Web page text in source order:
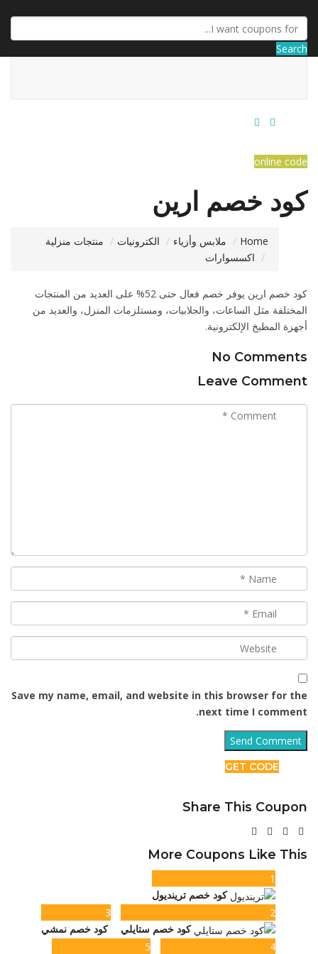
Search
online code
كود خصم ارين
Home ملابس وأزياء الكترونيات
منتجات منزلية
اكسسوارات
كود خصم ارين يوفر خصم فعال حتى 52% على العديد من المنتجات
المختلفة مثل الساعات، والجلابيات، ومستلزمات المنزل، والعديد من
أجهزة المطبخ الإلكترونية.
No Comments
Leave Comment
Save my name, email, and website in this browser for the
next time I comment.
GET CODE
Share This Coupon
More Coupons Like This
1
كود خصم ترينديول
2
كود خصم ستايلي
3
كود خصم نمشي
4
5